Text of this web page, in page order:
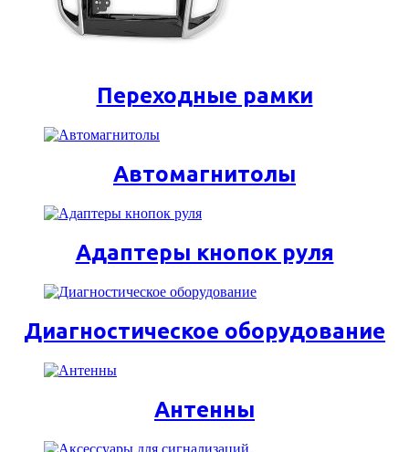
Переходные рамки
Автомагнитолы
Адаптеры кнопок руля
Диагностическое оборудование
Антенны